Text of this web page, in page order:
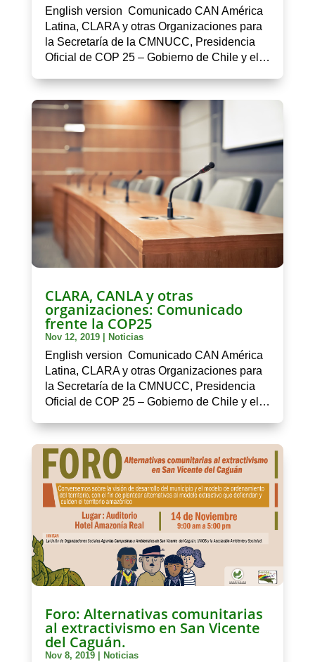
English version Comunicado CAN América
Latina, CLARA y otras Organizaciones para
la Secretaría de la CMNUCC, Presidencia
Oficial de COP 25 – Gobierno de Chile y el…
CLARA, CANLA y otras
organizaciones: Comunicado
frente la COP25
Nov 12, 2019| Noticias
English version Comunicado CAN América
Latina, CLARA y otras Organizaciones para
la Secretaría de la CMNUCC, Presidencia
Oficial de COP 25 – Gobierno de Chile y el…
Foro: Alternativas comunitarias
al extractivismo en San Vicente
del Caguán.
Nov 8, 2019| Noticias